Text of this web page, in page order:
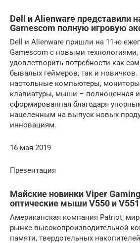
Dell и Alienware представили
Gamescom полную игровую
Dell и Alienware пришли на 11-ю
Gamescom с новыми
удовлетворить потребности как
бывалых геймеров, так и новичков.
настольные компьютеры,
клавиатуры, мыши – полноценная
сформированная благодаря
нацеленным на выпуск новых
инновациям.
16 мая 2019
Презентация
Майские новинки Viper
оптические мыши V550 и V551
Американская компания Patriot,
рынке высокопроизводительной
памяти, твердотельных